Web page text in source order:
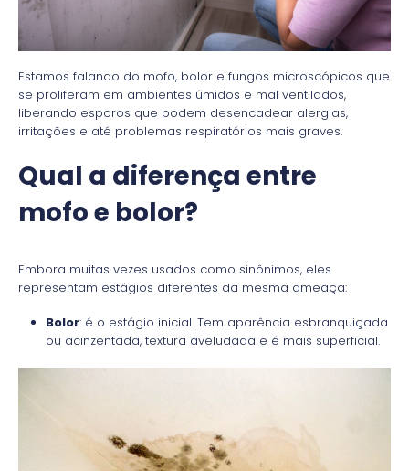
Estamos falando do mofo, bolor e fungos microscópicos que
se proliferam em ambientes úmidos e mal ventilados,
liberando esporos que podem desencadear alergias,
irritações e até problemas respiratórios mais graves.
Qual a diferença entre
mofo e bolor?
Embora muitas vezes usados como sinônimos, eles
representam estágios diferentes da mesma ameaça:
Bolor: é o estágio inicial. Tem aparência esbranquiçada
ou acinzentada, textura aveludada e é mais superficial.